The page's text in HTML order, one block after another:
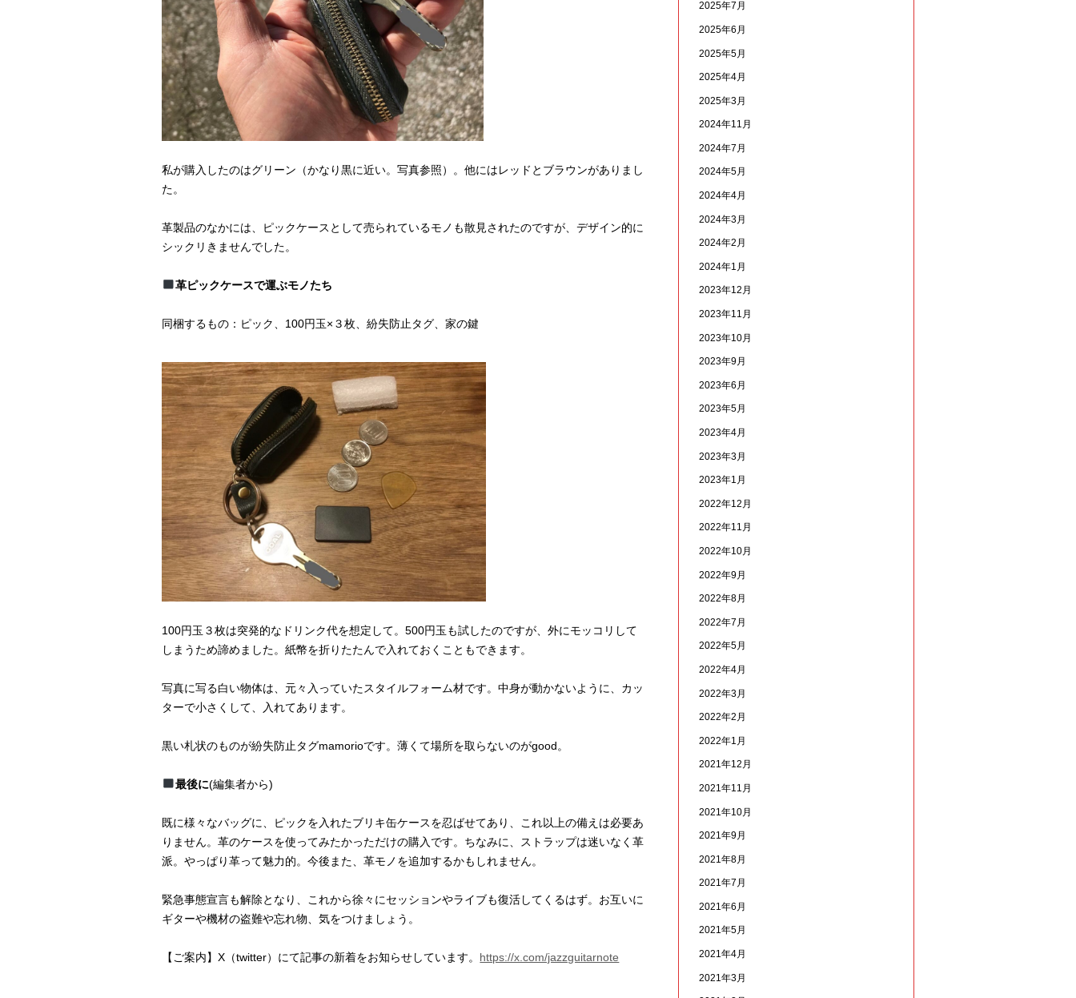
私が購入したのはグリーン（かなり黒に近い。写真参照）。他にはレッドとブラウンがありまし
た。
革製品のなかには、ピックケースとして売られているモノも散見されたのですが、デザイン的に
シックリきませんでした。
革ピックケースで運ぶモノたち
同梱するもの：ピック、100円玉×３枚、紛失防止タグ、家の鍵
100円玉３枚は突発的なドリンク代を想定して。500円玉も試したのですが、外にモッコリして
しまうため諦めました。紙幣を折りたたんで入れておくこともできます。
写真に写る白い物体は、元々入っていたスタイルフォーム材です。中身が動かないように、カッ
ターで小さくして、入れてあります。
黒い札状のものが紛失防止タグmamorioです。薄くて場所を取らないのがgood。
最後に(編集者から)
既に様々なバッグに、ピックを入れたブリキ缶ケースを忍ばせてあり、これ以上の備えは必要あ
りません。革のケースを使ってみたかっただけの購入です。ちなみに、ストラップは迷いなく革
派。やっぱり革って魅力的。今後また、革モノを追加するかもしれません。
緊急事態宣言も解除となり、これから徐々にセッションやライブも復活してくるはず。お互いに
ギターや機材の盗難や忘れ物、気をつけましょう。
【ご案内】X（twitter）にて記事の新着をお知らせしています。 https://x.com/jazzguitarnote
2025年7月
2025年6月
2025年5月
2025年4月
2025年3月
2024年11月
2024年7月
2024年5月
2024年4月
2024年3月
2024年2月
2024年1月
2023年12月
2023年11月
2023年10月
2023年9月
2023年6月
2023年5月
2023年4月
2023年3月
2023年1月
2022年12月
2022年11月
2022年10月
2022年9月
2022年8月
2022年7月
2022年5月
2022年4月
2022年3月
2022年2月
2022年1月
2021年12月
2021年11月
2021年10月
2021年9月
2021年8月
2021年7月
2021年6月
2021年5月
2021年4月
2021年3月